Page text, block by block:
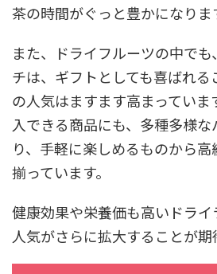
茶の時間がぐっと豊かになりま
また、ドライフルーツの中で
チは、ギフトとしても喜ばれ
の人気はますます高まってい
入できる商品にも、多種多様
り、手軽に楽しめるものから
揃っています。
健康効果や栄養価も高いドラ
人気がさらに拡大することが期